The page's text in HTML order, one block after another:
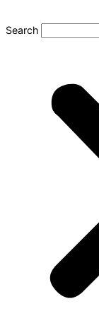
Search